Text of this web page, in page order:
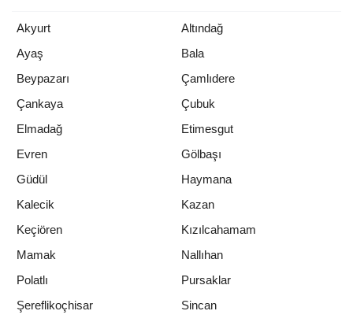
Akyurt
Altındağ
Ayaş
Bala
Beypazarı
Çamlıdere
Çankaya
Çubuk
Elmadağ
Etimesgut
Evren
Gölbaşı
Güdül
Haymana
Kalecik
Kazan
Keçiören
Kızılcahamam
Mamak
Nallıhan
Polatlı
Pursaklar
Şereflikoçhisar
Sincan